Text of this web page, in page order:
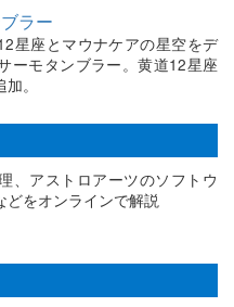
ラー
星座とマウナケアの星空をデ
ーモタンブラー。黄道12星座
。
、アストロアーツのソフトウ
どをオンラインで解説